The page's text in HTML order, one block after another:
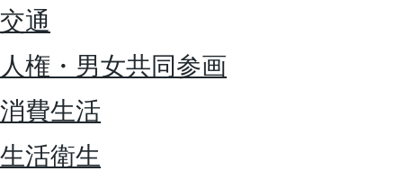
交通
人権・男女共同参画
消費生活
生活衛生